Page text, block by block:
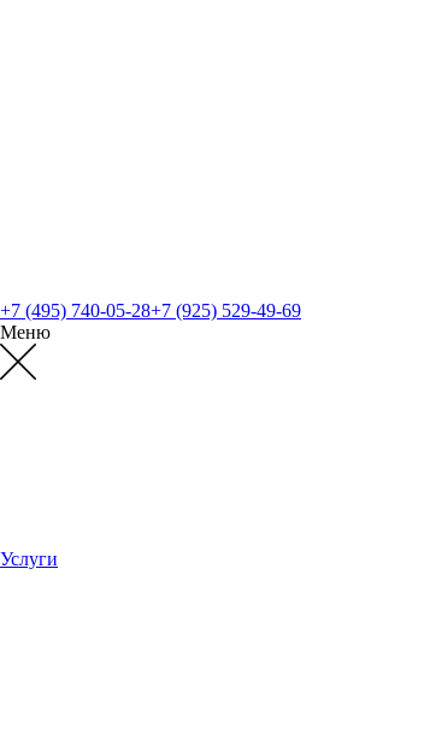
+7 (495) 740-05-28+7 (925) 529-49-69
Меню
Услуги